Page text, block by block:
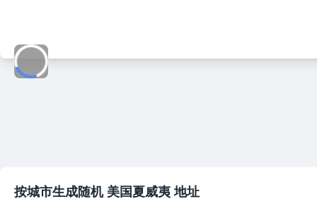
按城市生成随机 美国夏威夷 地址